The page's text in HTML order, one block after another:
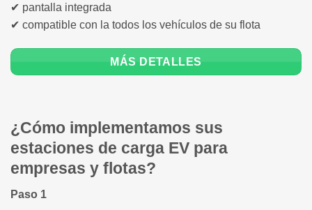
✔ pantalla integrada
✔ compatible con la todos los vehículos de su flota
MÁS DETALLES
¿Cómo implementamos sus
estaciones de carga EV para
empresas y flotas?
Paso 1